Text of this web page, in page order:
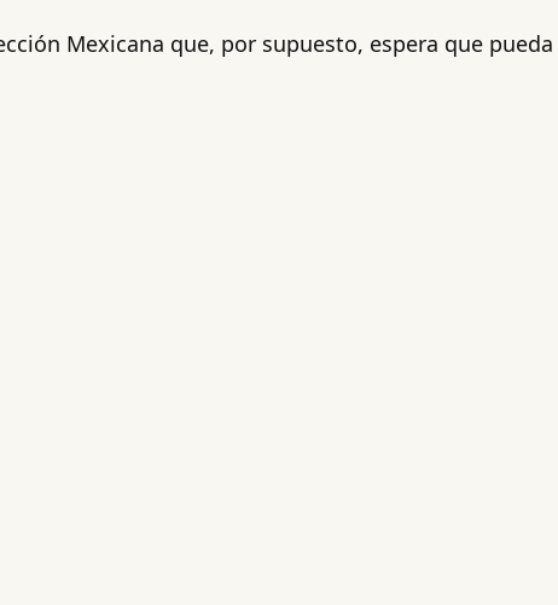
Mexicana que, por supuesto, espera que pueda